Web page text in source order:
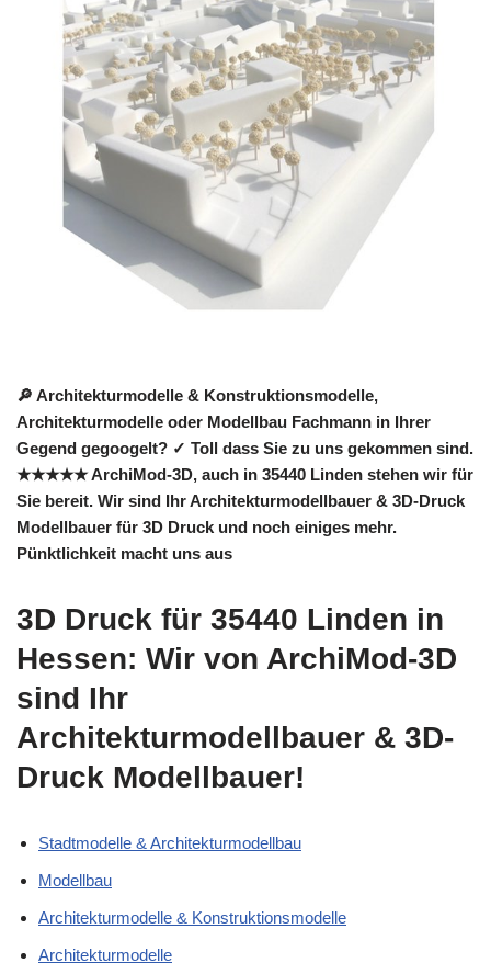
🔎 Architekturmodelle & Konstruktionsmodelle,
Architekturmodelle oder Modellbau Fachmann in Ihrer
Gegend gegoogelt? ✓ Toll dass Sie zu uns gekommen sind.
★★★★★ ArchiMod-3D, auch in 35440 Linden stehen wir für
Sie bereit. Wir sind Ihr Architekturmodellbauer & 3D-Druck
Modellbauer für 3D Druck und noch einiges mehr.
Pünktlichkeit macht uns aus
3D Druck für 35440 Linden in
Hessen: Wir von ArchiMod-3D
sind Ihr
Architekturmodellbauer & 3D-
Druck Modellbauer!
Stadtmodelle & Architekturmodellbau
Modellbau
Architekturmodelle & Konstruktionsmodelle
Architekturmodelle